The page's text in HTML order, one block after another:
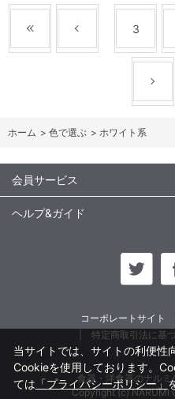
3
ホーム > 色で選ぶ > ホワイト系
会員サービス
ヘルプ&ガイド
コーポレートサイト
特定商取引法に基
食器・洋食器のナルミ
Copyright (c) NARUMI
当サイトでは、サイトの利便性
Cookieを使用しております。
ては 「プライバシーポリシー」